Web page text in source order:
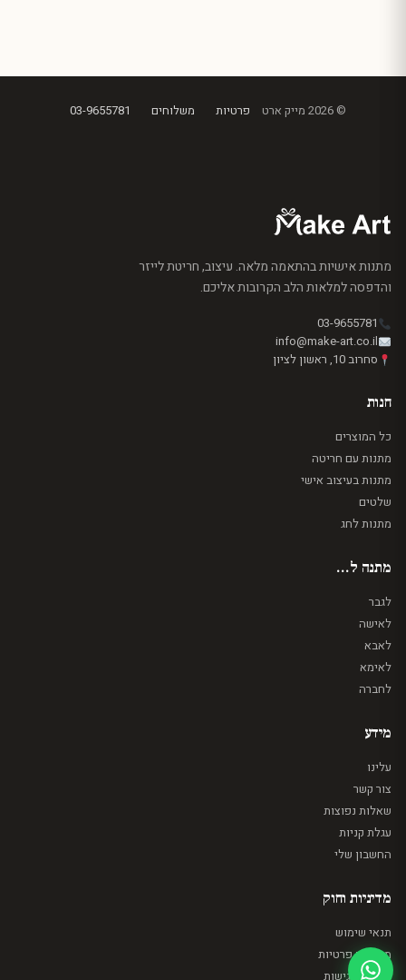
© 2026 מייק ארט פרטיות משלוחים 03-9655781
מתנות אישיות בהתאמה מלאה. עיצוב, חריטת לייזר
והדפסה למלאות הלב הקרובות אליכם.
03-9655781
info@make-art.co.il
סחרוב 10, ראשון לציון
חנות
כל המוצרים
מתנות עם חריטה
מתנות בעיצוב אישי
שלטים
מתנות לחג
מתנה ל...
לגבר
לאישה
לאבא
לאימא
לחברה
מידע
עלינו
צור קשר
שאלות נפוצות
עגלת קניות
החשבון שלי
מדיניות וחוק
תנאי שימוש
מדיניות פרטיות
הצהרת נגישות